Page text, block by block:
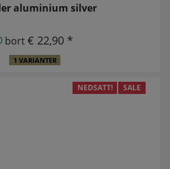
aluminium silver
bort€ 22,90 *
1 VARIANTER
NEDSATT! SALE